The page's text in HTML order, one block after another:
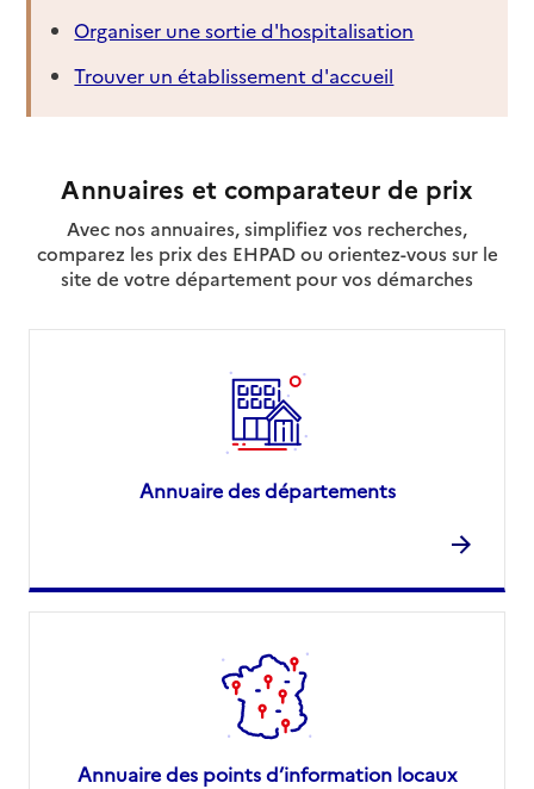
Organiser une sortie d'hospitalisation
Trouver un établissement d'accueil
Annuaires et comparateur de prix
Avec nos annuaires, simplifiez vos recherches,
comparez les prix des EHPAD ou orientez-vous sur le
site de votre département pour vos démarches
Annuaire des départements
Annuaire des points d’information locaux